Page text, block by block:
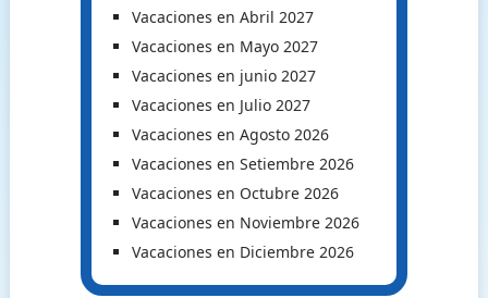
Vacaciones en Abril 2027
Vacaciones en Mayo 2027
Vacaciones en junio 2027
Vacaciones en Julio 2027
Vacaciones en Agosto 2026
Vacaciones en Setiembre 2026
Vacaciones en Octubre 2026
Vacaciones en Noviembre 2026
Vacaciones en Diciembre 2026